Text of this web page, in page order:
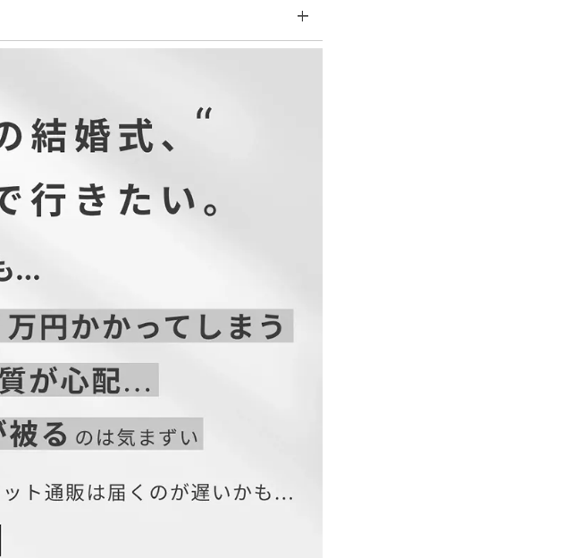
テル100%
ァスナーを使用しています。 そのためファスナーの上
せ。
ト ウエスト 袖丈
88 76 32 30